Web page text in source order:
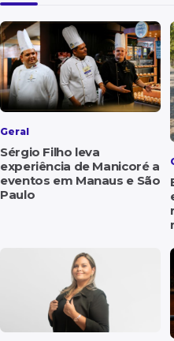
Geral
Sérgio Filho leva
experiência de Manicoré a
eventos em Manaus e São
Paulo